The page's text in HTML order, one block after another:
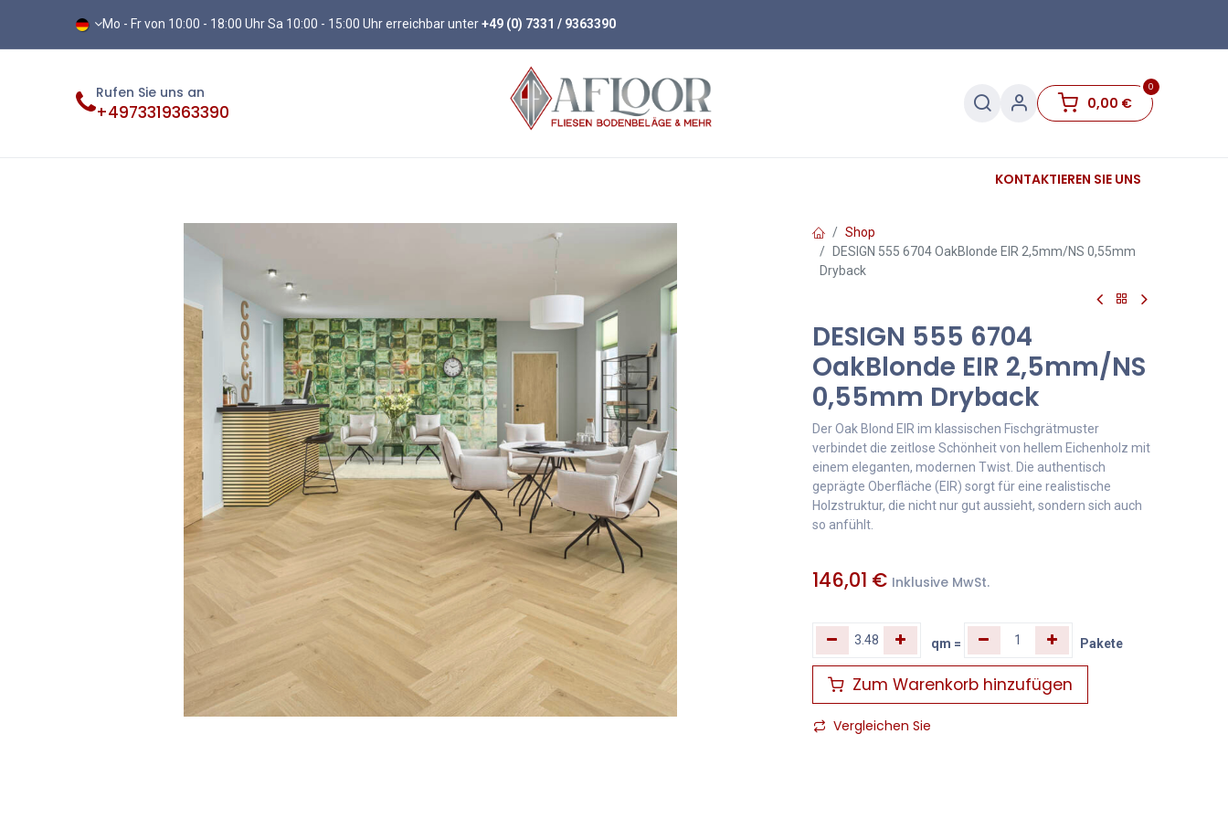
Mo - Fr von 10:00 - 18:00 Uhr Sa 10:00 - 15:00 Uhr erreichbar unter+49 (0) 7331 / 9363390
Rufen Sie uns an
+4973319363390
0
0,00 €
Sockelleisten Sale
KONTAKTIEREN SIE UNS
Shop
DESIGN 555 6704 OakBlonde EIR 2,5mm/NS 0,55mm
Dryback
DESIGN 555 6704
OakBlonde EIR 2,5mm/NS
0,55mm Dryback
Der Oak Blond EIR im klassischen Fischgrätmuster
verbindet die zeitlose Schönheit von hellem Eichenholz mit
einem eleganten, modernen Twist. Die authentisch
geprägte Oberfläche (EIR) sorgt für eine realistische
Holzstruktur, die nicht nur gut aussieht, sondern sich auch
so anfühlt.
146,01 € Inklusive MwSt.
qm = Pakete
Zum Warenkorb hinzufügen
Vergleichen Sie